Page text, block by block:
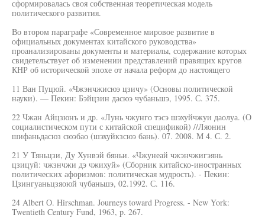
сформировалась своя собственная теоретическая модель
политического развития.
Во втором параграфе «Современное мировое развитие в
официальных документах китайского руководства»
проанализированы документы и материалы, содержание которых
свидетельствует об изменении представлений правящих кругов
КНР об исторической эпохе от начала реформ до настоящего
11 Ван Пуцюй. «Чжэнчжисюэ цзичу» (Основы политической
науки). — Пекин: Бэйцзин дасюэ чубаньшэ, 1995. С. 375.
22 Чжан Айцзюнъ и др. «Лунь чжунго тэсэ шэхуйчжуи даолуа. (О
социалистическом пути с китайской спецификой) //Ляонин
шифаньдасюз сюэбао (шэхуйкзсюэ бань). 07. 2008. М 4. С. 2.
21 У Тяньцзи, Ду Хунвэй бяньи. «Чжунеай чжэнчжигэянь
цзицуй: чжзнчжи дэ чжихуй» (Сборник китайско-иностранных
политических афоризмов: политическая мудрость). - Пекин:
Цзингуаньцзяоюй чубаньшэ, 02.1992. С. 116.
24 Albert О. Hirschman. Journeys toward Progress. - New York:
Twentieth Century Fund, 1963, p. 267.